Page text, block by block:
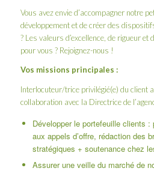
Vous avez envie d’accompagner notre
développement et de créer des
? Les valeurs d’excellence, de rigueur
pour vous ? Rejoignez-nous !
Vos missions principales :
Interlocuteur/trice privilégié(e) du client
collaboration avec la Directrice de
Développer le portefeuille clients
aux appels d’offre, rédaction des
stratégiques + soutenance chez
Assurer une veille du marché de